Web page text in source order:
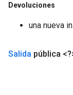
Devoluciones
una nueva
Salida pública